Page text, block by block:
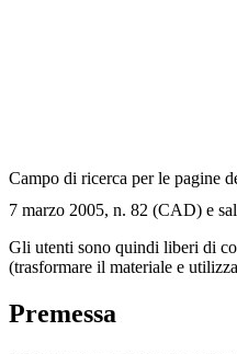
Campo di ricerca per le pagine
7 marzo 2005, n. 82 (CAD) e
Gli utenti sono quindi liberi di
(trasformare il materiale e
Premessa